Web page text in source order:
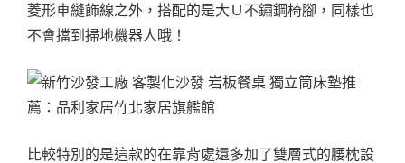
菱形車縫飾線之外，搭配的是大Ｕ不鏽鋼椅腳，同樣也
不會擋到掃地機器人哦！
比較特別的是這款的在靠背處還多加了雙層式的腰枕設